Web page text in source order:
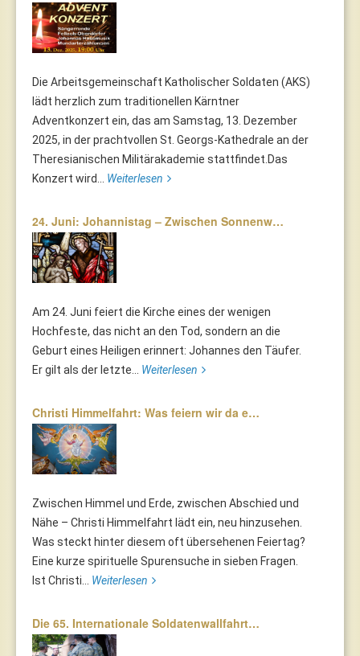
Die Arbeitsgemeinschaft Katholischer Soldaten (AKS)
lädt herzlich zum traditionellen Kärntner
Adventkonzert ein, das am Samstag, 13. Dezember
2025, in der prachtvollen St. Georgs-Kathedrale an der
Theresianischen Militärakademie stattfindet.Das
Konzert wird... Weiterlesen
24. Juni: Johannistag – Zwischen Sonnenw…
Am 24. Juni feiert die Kirche eines der wenigen
Hochfeste, das nicht an den Tod, sondern an die
Geburt eines Heiligen erinnert: Johannes den Täufer.
Er gilt als der letzte... Weiterlesen
Christi Himmelfahrt: Was feiern wir da e…
Zwischen Himmel und Erde, zwischen Abschied und
Nähe – Christi Himmelfahrt lädt ein, neu hinzusehen.
Was steckt hinter diesem oft übersehenen Feiertag?
Eine kurze spirituelle Spurensuche in sieben Fragen.
Ist Christi... Weiterlesen
Die 65. Internationale Soldatenwallfahrt…